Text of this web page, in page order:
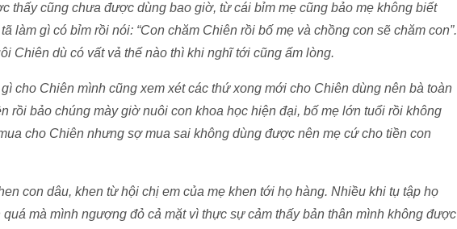
thấy cũng chưa được dùng bao giờ, từ cái bỉm mẹ cũng bảo mẹ không biết
làm gì có bỉm rồi nói: “Con chăm Chiên rồi bố mẹ và chồng con sẽ chăm con”.
Chiên dù có vất vả thế nào thì khi nghĩ tới cũng ấm lòng.
cho Chiên mình cũng xem xét các thứ xong mới cho Chiên dùng nên bà toàn
rồi bảo chúng mày giờ nuôi con khoa học hiện đại, bố mẹ lớn tuổi rồi không
cho Chiên nhưng sợ mua sai không dùng được nên mẹ cứ cho tiền con
con dâu, khen từ hội chị em của mẹ khen tới họ hàng. Nhiều khi tụ tập họ
mà mình ngượng đỏ cả mặt vì thực sự cảm thấy bản thân mình không được